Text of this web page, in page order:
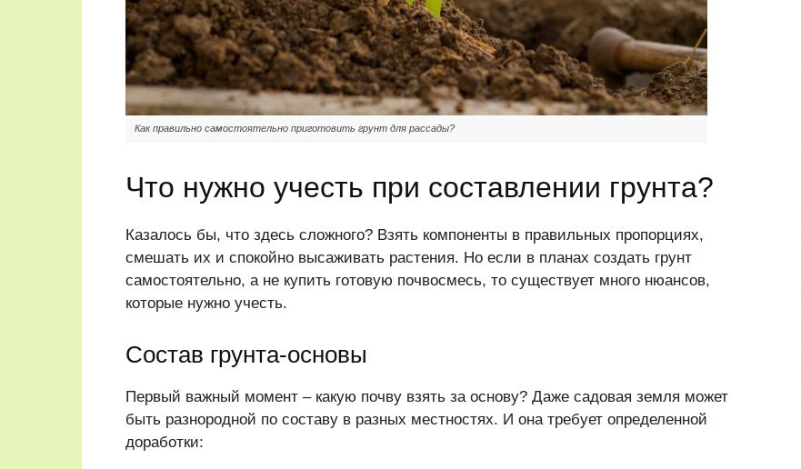
Как правильно самостоятельно приготовить грунт для рассады?
Что нужно учесть при составлении грунта?
Казалось бы, что здесь сложного? Взять компоненты в правильных пропорциях,
смешать их и спокойно высаживать растения. Но если в планах создать грунт
самостоятельно, а не купить готовую почвосмесь, то существует много нюансов,
которые нужно учесть.
Состав грунта-основы
Первый важный момент – какую почву взять за основу? Даже садовая земля может
быть разнородной по составу в разных местностях. И она требует определенной
доработки: